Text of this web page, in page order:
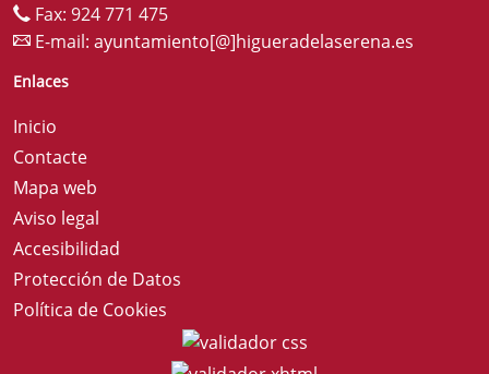
Fax: 924 771 475
E-mail: ayuntamiento[@]higueradelaserena.es
Enlaces
Inicio
Contacte
Mapa web
Aviso legal
Accesibilidad
Protección de Datos
Política de Cookies